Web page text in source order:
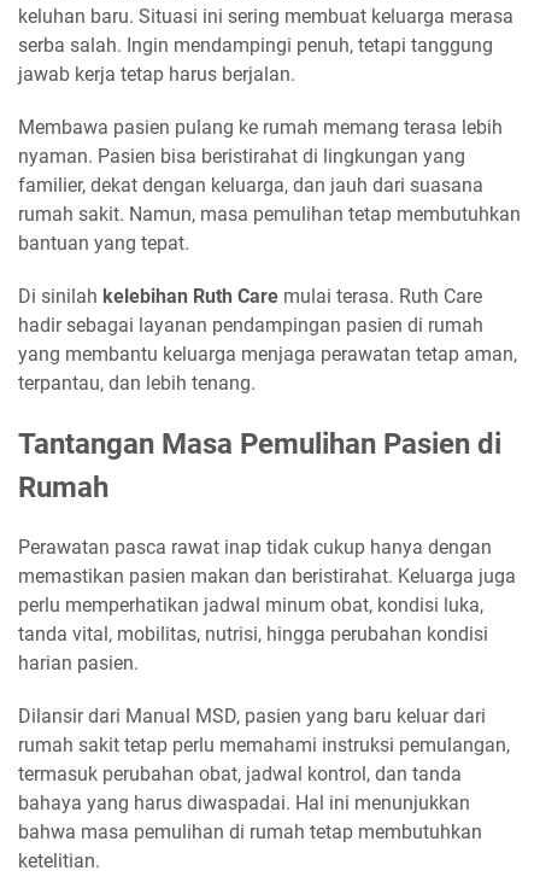
keluhan baru. Situasi ini sering membuat keluarga merasa
serba salah. Ingin mendampingi penuh, tetapi tanggung
jawab kerja tetap harus berjalan.
Membawa pasien pulang ke rumah memang terasa lebih
nyaman. Pasien bisa beristirahat di lingkungan yang
familier, dekat dengan keluarga, dan jauh dari suasana
rumah sakit. Namun, masa pemulihan tetap membutuhkan
bantuan yang tepat.
Di sinilah kelebihan Ruth Care mulai terasa. Ruth Care
hadir sebagai layanan pendampingan pasien di rumah
yang membantu keluarga menjaga perawatan tetap aman,
terpantau, dan lebih tenang.
Tantangan Masa Pemulihan Pasien di
Rumah
Perawatan pasca rawat inap tidak cukup hanya dengan
memastikan pasien makan dan beristirahat. Keluarga juga
perlu memperhatikan jadwal minum obat, kondisi luka,
tanda vital, mobilitas, nutrisi, hingga perubahan kondisi
harian pasien.
Dilansir dari Manual MSD, pasien yang baru keluar dari
rumah sakit tetap perlu memahami instruksi pemulangan,
termasuk perubahan obat, jadwal kontrol, dan tanda
bahaya yang harus diwaspadai. Hal ini menunjukkan
bahwa masa pemulihan di rumah tetap membutuhkan
ketelitian.